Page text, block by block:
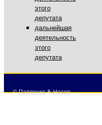
этого
депутата
дальнейшая
деятельность
этого
депутата
©Павленко&Носов